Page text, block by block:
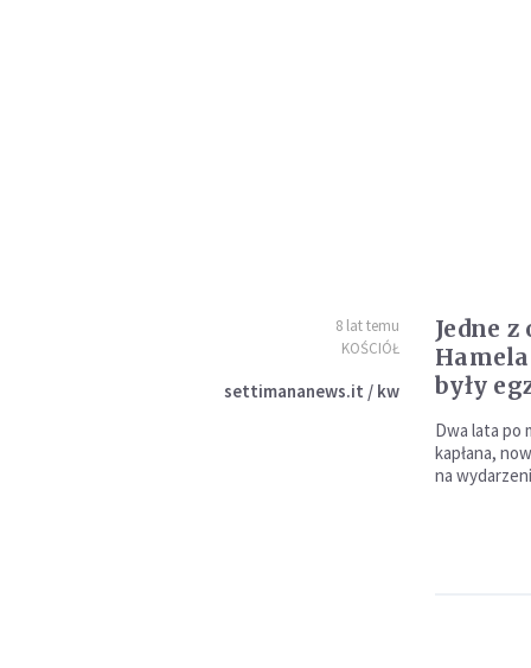
8 lat temu
KOŚCIÓŁ
settimananews.it / kw
Jedne
były
Dwa lata po
kapłana,
na